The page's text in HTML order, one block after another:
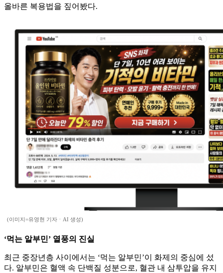
올바른 복용법을 짚어봤다.
(이미지=유영현 기자ㆍAI 생성)
‘먹는 알부민’ 열풍의 진실
최근 중장년층 사이에서는 ‘먹는 알부민’이 화제의 중심에 섰
다. 알부민은 혈액 속 단백질 성분으로, 혈관 내 삼투압을 유지